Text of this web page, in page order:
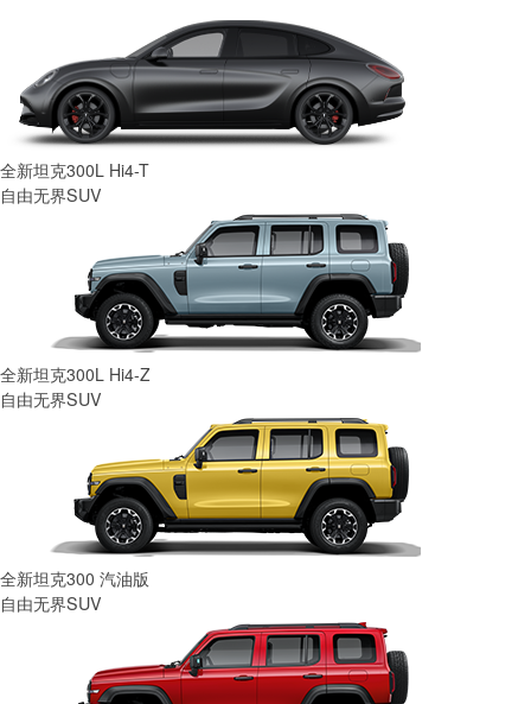
全新坦克300L Hi4-T
自由无界SUV
全新坦克300L Hi4-Z
自由无界SUV
全新坦克300 汽油版
自由无界SUV